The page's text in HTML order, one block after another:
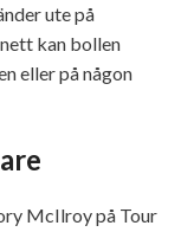
ute på
kan bollen
eller på någon
McIlroy på Tour